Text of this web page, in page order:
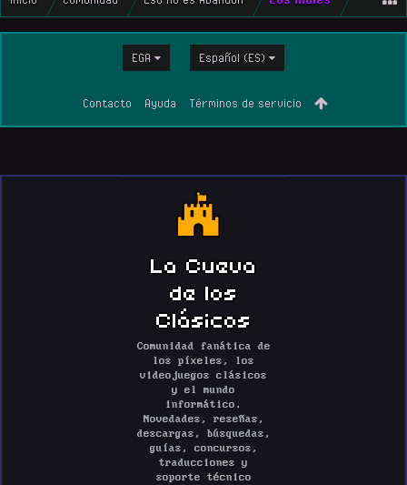
EGA Español (ES)
Contacto Ayuda Términos de servicio
La Cueva
de los
Clásicos
Comunidad fanática de
los píxeles, los
videojuegos clásicos
y el mundo
informático.
Novedades, reseñas,
descargas, búsquedas,
guías, concursos,
traducciones y
soporte técnico